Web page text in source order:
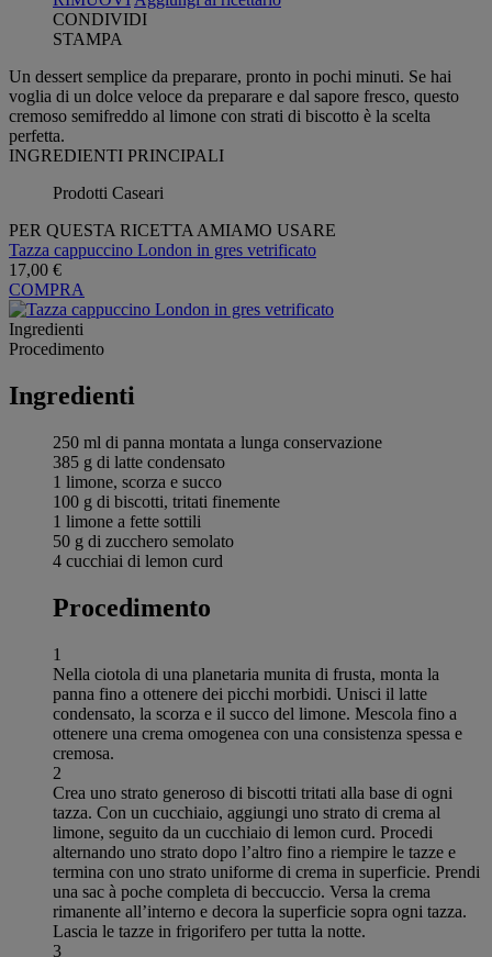
CONDIVIDI
STAMPA
Un dessert semplice da preparare, pronto in pochi minuti. Se hai
voglia di un dolce veloce da preparare e dal sapore fresco, questo
cremoso semifreddo al limone con strati di biscotto è la scelta
perfetta.
INGREDIENTI PRINCIPALI
Prodotti Caseari
PER QUESTA RICETTA AMIAMO USARE
Tazza cappuccino London in gres vetrificato
17,00 €
COMPRA
Ingredienti
Procedimento
Ingredienti
250 ml di panna montata a lunga conservazione
385 g di latte condensato
1 limone, scorza e succo
100 g di biscotti, tritati finemente
1 limone a fette sottili
50 g di zucchero semolato
4 cucchiai di lemon curd
Procedimento
1
Nella ciotola di una planetaria munita di frusta, monta la
panna fino a ottenere dei picchi morbidi. Unisci il latte
condensato, la scorza e il succo del limone. Mescola fino a
ottenere una crema omogenea con una consistenza spessa e
cremosa.
2
Crea uno strato generoso di biscotti tritati alla base di ogni
tazza. Con un cucchiaio, aggiungi uno strato di crema al
limone, seguito da un cucchiaio di lemon curd. Procedi
alternando uno strato dopo l’altro fino a riempire le tazze e
termina con uno strato uniforme di crema in superficie. Prendi
una sac à poche completa di beccuccio. Versa la crema
rimanente all’interno e decora la superficie sopra ogni tazza.
Lascia le tazze in frigorifero per tutta la notte.
3